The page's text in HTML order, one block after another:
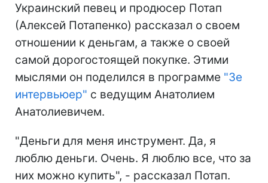
Украинский певец и продюсер Потап
(Алексей Потапенко) рассказал о своем
отношении к деньгам, а также о своей
самой дорогостоящей покупке. Этими
мыслями он поделился в программе "Зе
интервьюер" с ведущим Анатолием
Анатолиевичем.
"Деньги для меня инструмент. Да, я
люблю деньги. Очень. Я люблю все, что за
них можно купить", - рассказал Потап.